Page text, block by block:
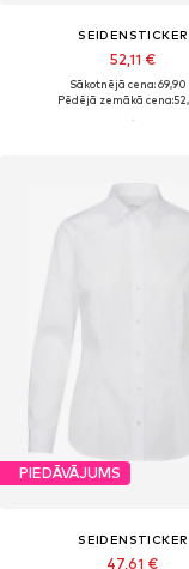
SEIDENSTICKER
52,11 €
Sākotnējā cena: 69,90
Pēdējā zemākā cena:
PIEDĀVĀJUMS
SEIDENSTICKER
47,61 €